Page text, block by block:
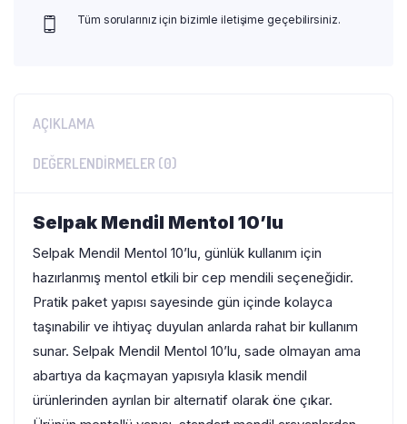
Tüm sorularınız için bizimle iletişime geçebilirsiniz.
AÇIKLAMA
DEĞERLENDIRMELER (0)
Selpak Mendil Mentol 10’lu
Selpak Mendil Mentol 10’lu, günlük kullanım için
hazırlanmış mentol etkili bir cep mendili seçeneğidir.
Pratik paket yapısı sayesinde gün içinde kolayca
taşınabilir ve ihtiyaç duyulan anlarda rahat bir kullanım
sunar. Selpak Mendil Mentol 10’lu, sade olmayan ama
abartıya da kaçmayan yapısıyla klasik mendil
ürünlerinden ayrılan bir alternatif olarak öne çıkar.